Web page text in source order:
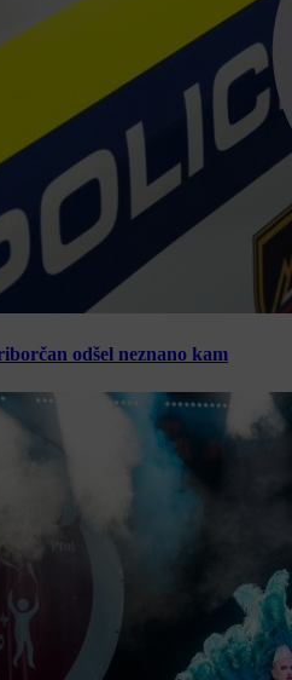
odšel neznano kam